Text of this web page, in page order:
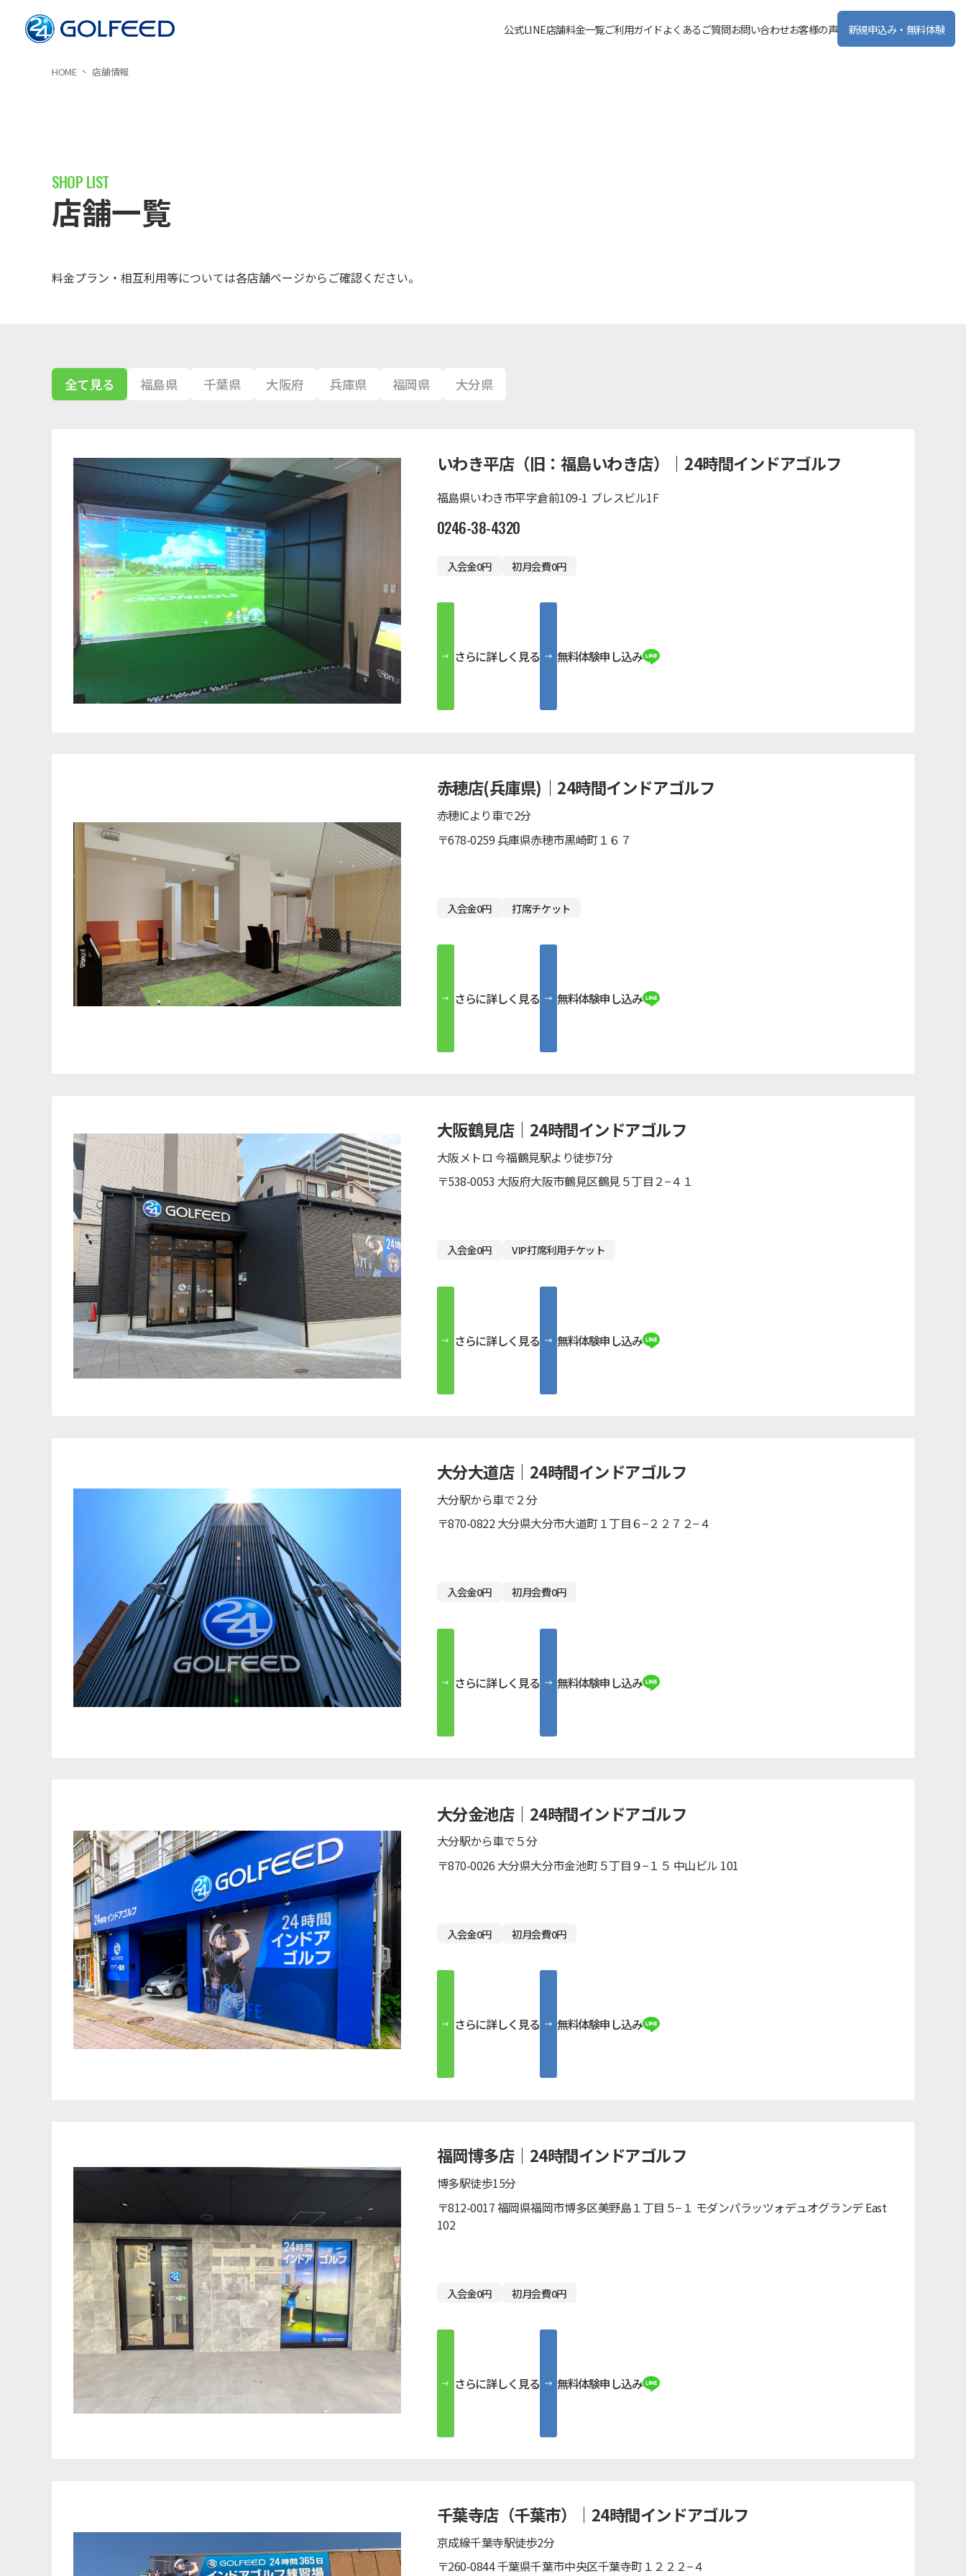
公式LINE店舗料金一覧ご利用ガイドよくあるご質問お問い合わせお客様の声 新規申込み・無料体験
HOME 店舗情報
店舗一覧
料金プラン・相互利用等については各店舗ページからご確認ください。
全て見る 福島県 千葉県 大阪府 兵庫県 福岡県 大分県
いわき平店（旧：福島いわき店）｜24時間インドアゴルフ
福島県いわき市平字倉前109-1 ブレスビル1F
0246-38-4320
入会金0円 初月会費0円
さらに詳しく見る 無料体験申し込み
赤穂店(兵庫県)｜24時間インドアゴルフ
赤穂ICより車で2分
〒678-0259 兵庫県赤穂市黒崎町１６７
入会金0円 打席チケット
さらに詳しく見る 無料体験申し込み
大阪鶴見店｜24時間インドアゴルフ
大阪メトロ 今福鶴見駅より徒歩7分
〒538-0053 大阪府大阪市鶴見区鶴見５丁目２−４１
入会金0円 VIP打席利用チケット
さらに詳しく見る 無料体験申し込み
大分大道店｜24時間インドアゴルフ
大分駅から車で２分
〒870-0822 大分県大分市大道町１丁目６−２２７２−４
入会金0円 初月会費0円
さらに詳しく見る 無料体験申し込み
大分金池店｜24時間インドアゴルフ
大分駅から車で５分
〒870-0026 大分県大分市金池町５丁目９−１５ 中山ビル 101
入会金0円 初月会費0円
さらに詳しく見る 無料体験申し込み
福岡博多店｜24時間インドアゴルフ
博多駅徒歩15分
〒812-0017 福岡県福岡市博多区美野島１丁目５−１ モダンパラッツォデュオグランデ East
102
入会金0円 初月会費0円
さらに詳しく見る 無料体験申し込み
千葉寺店（千葉市）｜24時間インドアゴルフ
京成線千葉寺駅徒歩2分
〒260-0844 千葉県千葉市中央区千葉寺町１２２２−４